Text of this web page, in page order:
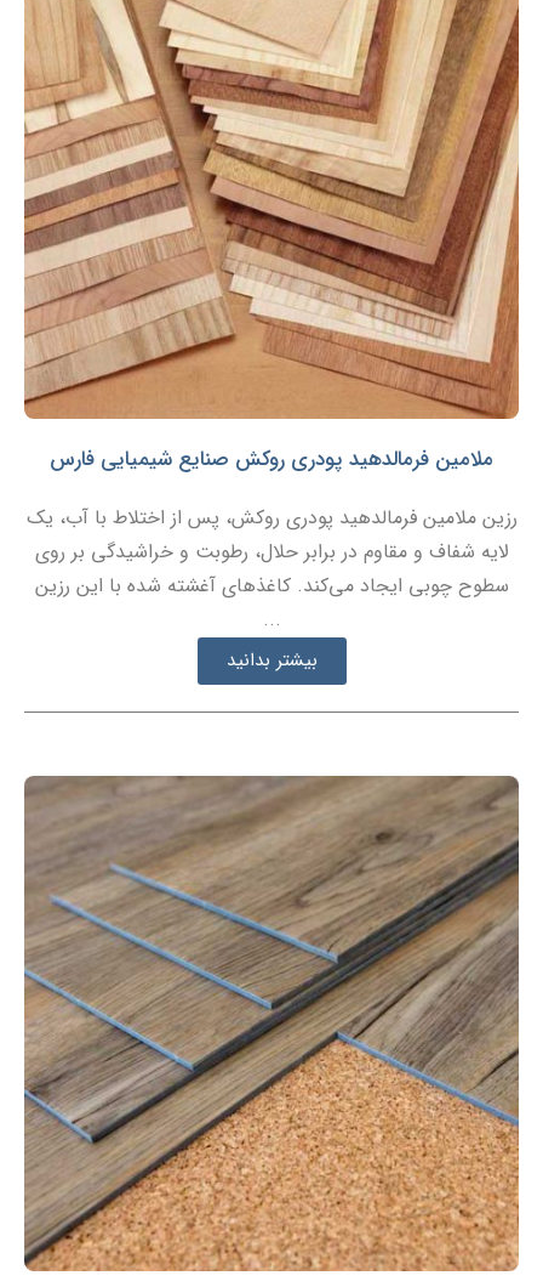
ملامین فرمالدهید پودری روکش صنایع شیمیایی فارس
رزین ملامین فرمالدهید پودری روکش، پس از اختلاط با آب، یک
لایه شفاف و مقاوم در برابر حلال، رطوبت و خراشیدگی بر روی
سطوح چوبی ایجاد می‌کند. کاغذهای آغشته شده با این رزین
...
بیشتر بدانید